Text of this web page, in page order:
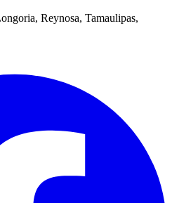
Reynosa, Tamaulipas,